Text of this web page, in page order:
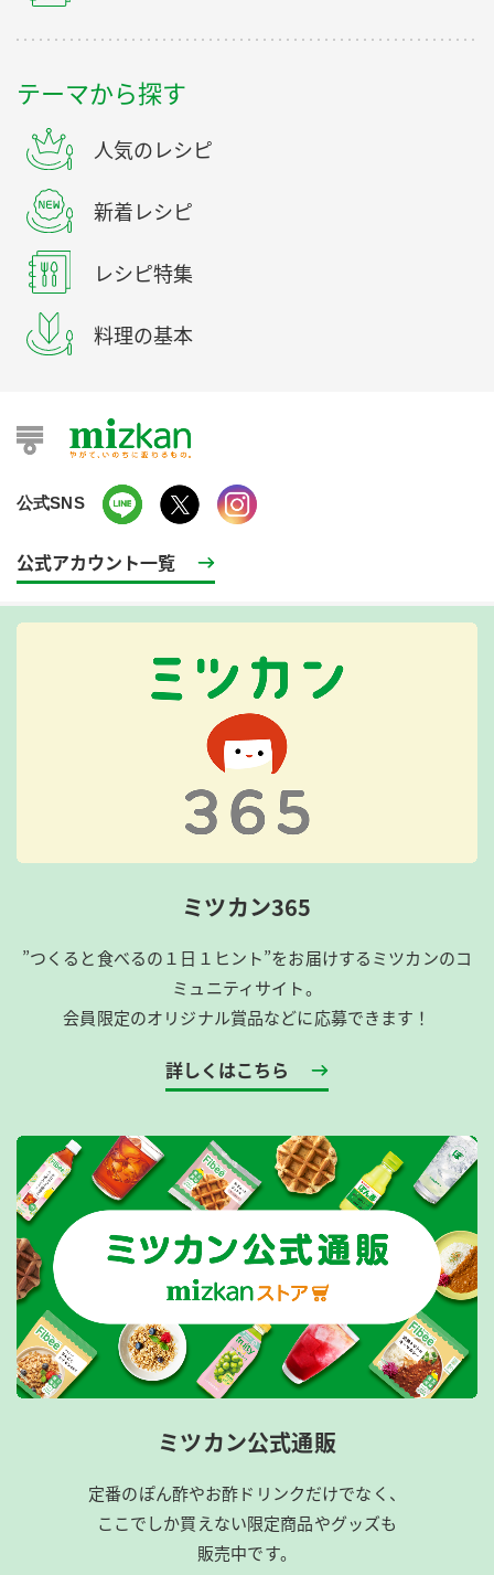
テーマから探す
人気のレシピ
新着レシピ
レシピ特集
料理の基本
公式SNS
公式アカウント一覧
ミツカン365
”つくると食べるの１日１ヒント”をお届けするミツカンのコ
ミュニティサイト。
会員限定のオリジナル賞品などに応募できます！
詳しくはこちら
ミツカン公式通販
定番のぽん酢やお酢ドリンクだけでなく、
ここでしか買えない限定商品やグッズも
販売中です。